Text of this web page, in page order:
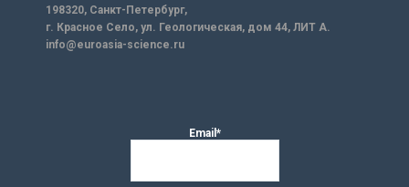
198320, Санкт-Петербург,
г. Красное Село, ул. Геологическая, дом 44, ЛИТ А.
info@euroasia-science.ru
Email*